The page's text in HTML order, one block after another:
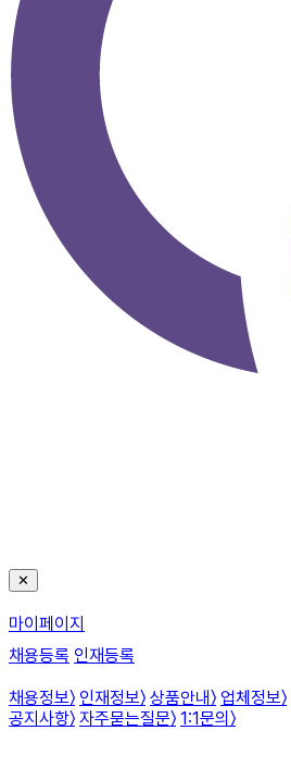
✕
마이페이지
채용등록 인재등록
채용정보〉 인재정보〉 상품안내 〉 업체정보〉
공지사항〉 자주묻는질문〉 1:1문의 〉